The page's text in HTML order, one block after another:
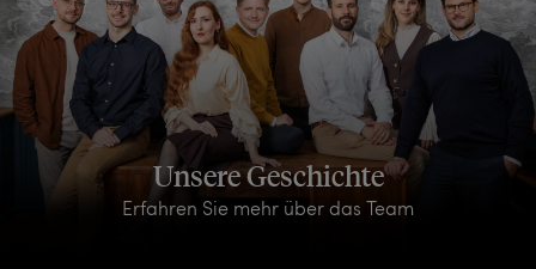
Unsere Geschichte
Erfahren Sie mehr über das Team